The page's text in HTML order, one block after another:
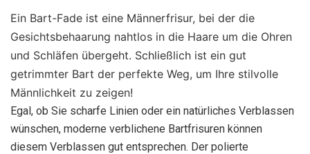
Ein Bart-Fade ist eine Männerfrisur, bei der die
Gesichtsbehaarung nahtlos in die Haare um die Ohren
und Schläfen übergeht. Schließlich ist ein gut
getrimmter Bart der perfekte Weg, um Ihre stilvolle
Männlichkeit zu zeigen!
Egal, ob Sie scharfe Linien oder ein natürliches Verblassen
wünschen, moderne verblichene Bartfrisuren können
diesem Verblassen gut entsprechen. Der polierte